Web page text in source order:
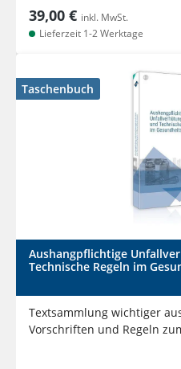
39,00 € inkl. MwSt.
Lieferzeit 1-2 Werktage
Taschenbuch
Aushangpflichtige
Technische Regeln im
Textsammlung wichtiger
Vorschriften und Regeln